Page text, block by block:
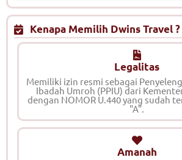
Kenapa Memilih Dwins Travel ?
Legalitas
Memiliki izin resmi sebagai
Ibadah Umroh (PPIU) dari
dengan NOMOR U.440 yang sudah
"A".
Amanah